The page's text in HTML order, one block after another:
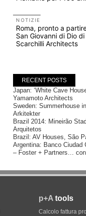
NOTIZIE
Roma, pronto a
San Giovanni di Dio
Scarchilli Architects
RECENT POSTS
Japan: ‘White Cave
Yamamoto Architects
Sweden: Summerhouse
Arkitekter
Brazil 2014: Mineirão
Arquitetos
Brazil: AV Houses, São
Argentina: Banco Ciudad
– Foster + Partners…
p+A tools
Calcolo fattura